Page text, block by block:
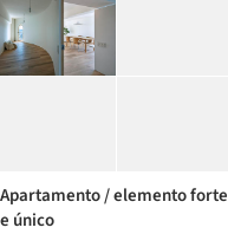
Apartamento / elemento forte
e único